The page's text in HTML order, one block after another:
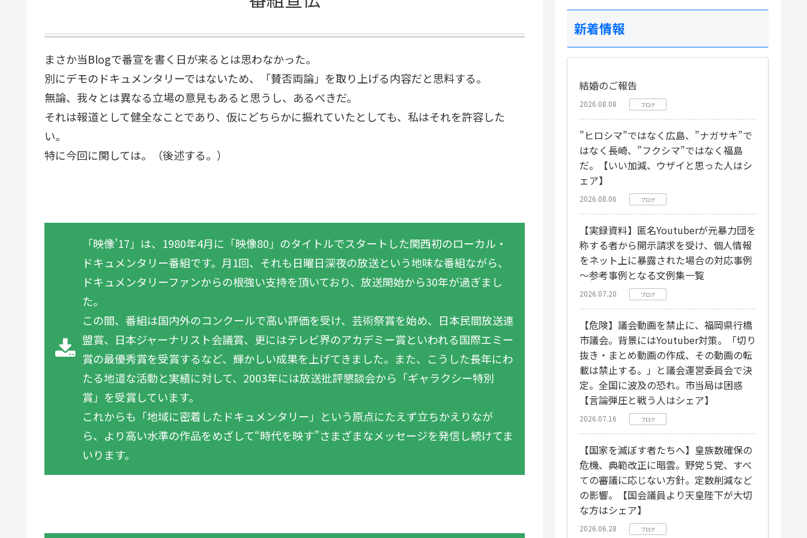
まさか当Blogで番宣を書く日が来るとは思わなかった。
別にデモのドキュメンタリーではないため、「賛否両論」を取り上げる内容だと思料する。
無論、我々とは異なる立場の意見もあると思うし、あるべきだ。
それは報道として健全なことであり、仮にどちらかに振れていたとしても、私はそれを許容した
い。
特に今回に関しては。（後述する。）
「映像’17」は、1980年4月に「映像80」のタイトルでスタートした関西初のローカル・
ドキュメンタリー番組です。月1回、それも日曜日深夜の放送という地味な番組ながら、
ドキュメンタリーファンからの根強い支持を頂いており、放送開始から30年が過ぎまし
た。
この間、番組は国内外のコンクールで高い評価を受け、芸術祭賞を始め、日本民間放送連
盟賞、日本ジャーナリスト会議賞、更にはテレビ界のアカデミー賞といわれる国際エミー
賞の最優秀賞を受賞するなど、輝かしい成果を上げてきました。また、こうした長年にわ
たる地道な活動と実績に対して、2003年には放送批評懇談会から「ギャラクシー特別
賞」を受賞しています。
これからも「地域に密着したドキュメンタリー」という原点にたえず立ちかえりなが
ら、より高い水準の作品をめざして“時代を映す”さまざまなメッセージを発信し続けてま
いります。
新着情報
結婚のご報告
2026.08.08 ブログ
”ヒロシマ”ではなく広島、”ナガサキ”で
はなく長崎、”フクシマ”ではなく福島
だ。【いい加減、ウザイと思った人はシ
ェア】
2026.08.06 ブログ
【実録資料】匿名Youtuberが元暴力団を
称する者から開示請求を受け、個人情報
をネット上に暴露された場合の対応事例
～参考事例となる文例集一覧
2026.07.20 ブログ
【危険】議会動画を禁止に、福岡県行橋
市議会。背景にはYoutuber対策。「切り
抜き・まとめ動画の作成、その動画の転
載は禁止する。」と議会運営委員会で決
定。全国に波及の恐れ。市当局は困惑
【言論弾圧と戦う人はシェア】
2026.07.16 ブログ
【国家を滅ぼす者たちへ】皇族数確保の
危機、典範改正に暗雲。野党５党、すべ
ての審議に応じない方針。定数削減など
の影響。【国会議員より天皇陛下が大切
な方はシェア】
2026.06.28 ブログ